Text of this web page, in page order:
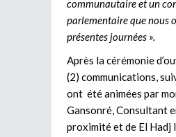
communautaire et un
parlementaire que nous
présentes journées ».
Après la cérémonie
(2) communications,
ont été animées par
Gansonré, Consultant
proximité et de El Hadj